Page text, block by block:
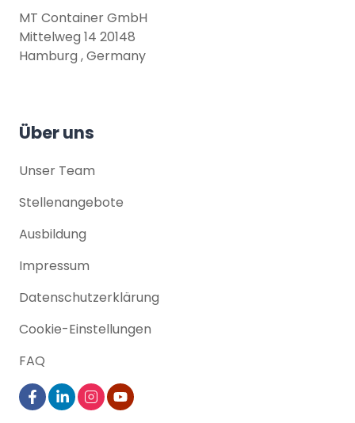
MT Container GmbH
Mittelweg 14 20148
Hamburg , Germany
Über uns
Unser Team
Stellenangebote
Ausbildung
Impressum
Datenschutz­erklärung
Cookie-Einstellungen
FAQ